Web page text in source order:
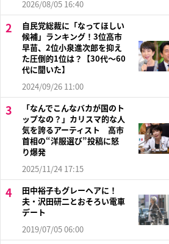
2026/08/05 16:40
自民党総裁に「なってほしい
候補」ランキング！3位高市
早苗、2位小泉進次郎を抑え
た圧倒的1位は？【30代〜60
代に聞いた】
2024/09/26 11:00
「なんでこんなバカが国のト
ップなの？」カリスマ的な人
気を誇るアーティスト 高市
首相の“洋服選び”投稿に怒
り爆発
2025/11/24 17:15
田中裕子もグレーヘアに！
夫・沢田研二とおそろい電車
デート
2019/07/05 06:00